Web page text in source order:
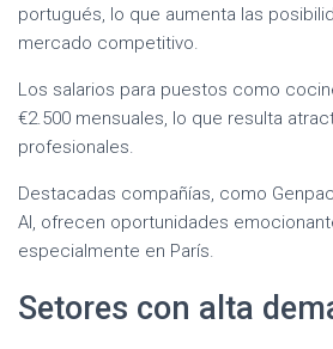
portugués, lo que aumenta las
mercado competitivo.
Los salarios para puestos como
€2.500 mensuales, lo que resulta
profesionales.
Destacadas compañías, como
AI, ofrecen oportunidades
especialmente en París.
Setores con alta